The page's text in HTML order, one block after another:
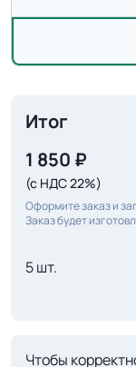
Итог
1 850 ₽
(с НДС 22%)
Оформите заказ и
Заказ будет
5 шт.
Чтобы